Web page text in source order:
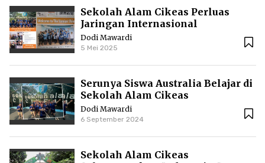
Sekolah Alam Cikeas Perluas
Jaringan Internasional
Dodi Mawardi
5 Mei 2025
Serunya Siswa Australia Belajar di
Sekolah Alam Cikeas
Dodi Mawardi
6 September 2024
Sekolah Alam Cikeas